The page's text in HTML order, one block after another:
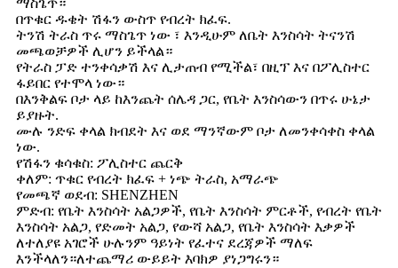
ማስጌጥ።
በጥቁር ዱቄት ሽፋን ውስጥ የብረት ክፈፍ.
ትንሽ ትራስ ጥሩ ማስጌጥ ነው ፣ እንዲሁም ለቤት እንስሳት ትናንሽ
መጫወቻዎች ሊሆን ይችላል።
የትራስ ፓድ ተንቀሳቃሽ እና ሊታጠብ የሚችል፣ በዚፕ እና በፖሊስተር
ፋይበር የተሞላ ነው።
በእንቅልፍ ቦታ ላይ ከእንጨት ሰሌዳ ጋር, የቤት እንስሳውን በጥሩ ሁኔታ
ይያዙት.
ሙሉ ንድፍ ቀላል ክብደት እና ወደ ማንኛውም ቦታ ለመንቀሳቀስ ቀላል
ነው.
የሽፋን ቁሳቁስ: ፖሊስተር ጨርቅ
ቀለም: ጥቁር የብረት ክፈፍ + ነጭ ትራስ, አማራጭ
የመጫኛ ወደብ: SHENZHEN
ምድብ: የቤት እንስሳት አልጋዎች, የቤት እንስሳት ምርቶች, የብረት የቤት
እንስሳት አልጋ, የድመት አልጋ, የውሻ አልጋ, የቤት እንስሳት እቃዎች
ለተለያዩ አገሮች ሁሉንም ዓይነት የፈተና ደረጃዎች ማለፍ
እንችላለን።ለተጨማሪ ውይይት እባክዎ ያነጋግሩን።